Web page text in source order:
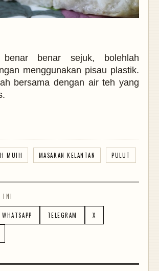
benar sejuk, bolehlah
menggunakan pisau plastik.
bersama dengan air teh yang
MUIH MASAKAN KELANTAN PULUT
INI
WHATSAPP TELEGRAM X